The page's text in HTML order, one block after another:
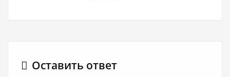
Оставить ответ